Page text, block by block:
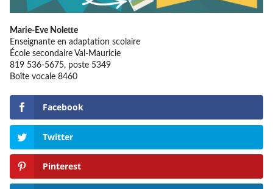
Marie-Eve Nolette
Enseignante en adaptation scolaire
École secondaire Val-Mauricie
819 536-5675, poste 5349
Boîte vocale 8460
Facebook
Twitter
Pinterest